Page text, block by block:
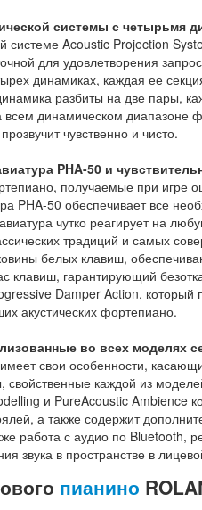
системы с четырьмя
системе Acoustic Projection
для удовлетворения
динамиках, каждая ее
разбиты на две пары,
всем динамическом
чувственно и чисто.
PHA-50 и
получаемые при игре
PHA-50 обеспечивает все
чутко реагирует на
традиций и самых
белых клавиш,
клавиш, гарантирующий
Damper Action, который
акустических фортепиано.
во всех моделях
свои особенности,
каждой из
и PureAcoustic
а также содержит
работа с аудио по Bluetooth,
звука в пространстве в
пианино